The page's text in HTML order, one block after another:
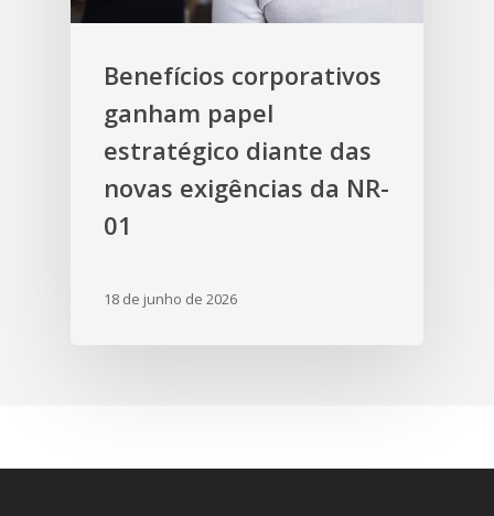
Benefícios corporativos
ganham papel
estratégico diante das
novas exigências da NR-
01
18 de junho de 2026